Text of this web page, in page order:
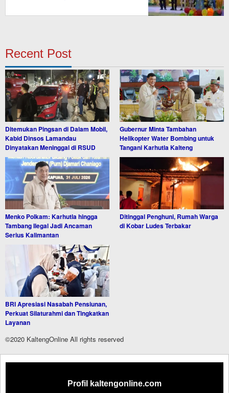
Recent Post
Ditemukan Pingsan di Dalam Mobil,
Kabid Dinsos Lamandau
Dinyatakan Meninggal di RSUD
Gubernur Minta Tambahan
Helikopter Water Bombing untuk
Tangani Karhutla Kalteng
Menko Polkam: Karhutla hingga
Tambang Ilegal Jadi Ancaman
Serius Kalimantan
Ditinggal Penghuni, Rumah Warga
di Kobar Ludes Terbakar
BRI Apresiasi Nasabah Pensiunan,
Perkuat Silaturahmi dan Tingkatkan
Layanan
©2020 KaltengOnline All rights reserved
Profil kaltengonline.com